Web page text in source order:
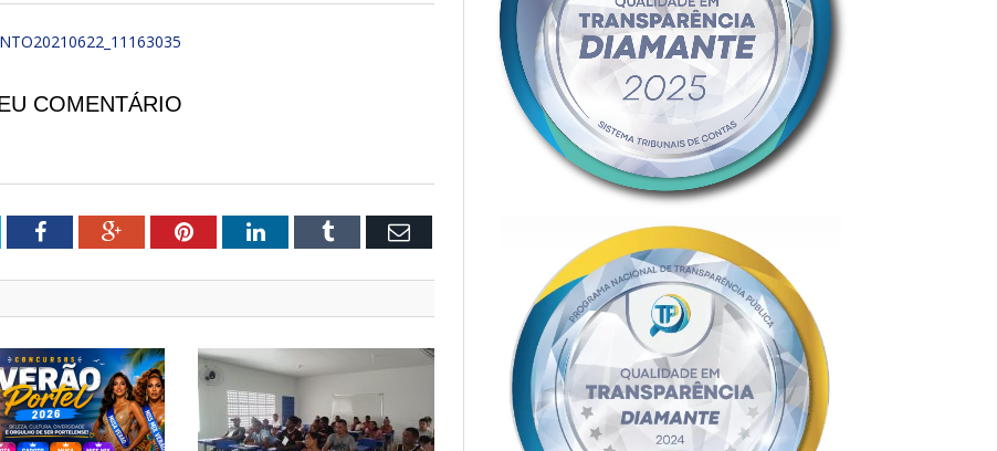
COMENTÁRIO
FacebookGoogle+PinterestLinkedInTumblr Email